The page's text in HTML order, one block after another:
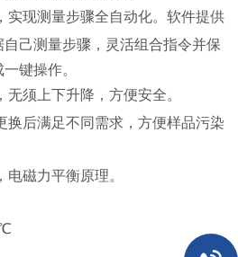
实现测量步骤全自动化。软件提供
己测量步骤，灵活组合指令并保
键操作。
须上下升降，方便安全。
换后满足不同需求，方便样品污染
磁力平衡原理。